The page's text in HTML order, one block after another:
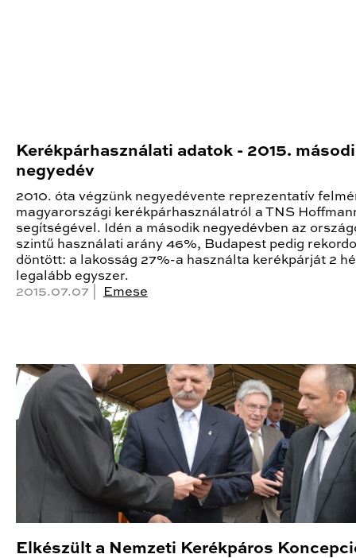
Kerékpárhasználati adatok - 2015.
negyedév
2010. óta végzünk negyedévente reprezentatív
magyarországi kerékpárhasználatról a TNS
segítségével. Idén a második negyedévben az
szintű használati arány 46%, Budapest pedig
döntött: a lakosság 27%-a használta kerékpárját 2
legalább egyszer.
2015.07.07 |
Emese
Elkészült a Nemzeti Kerékpáros